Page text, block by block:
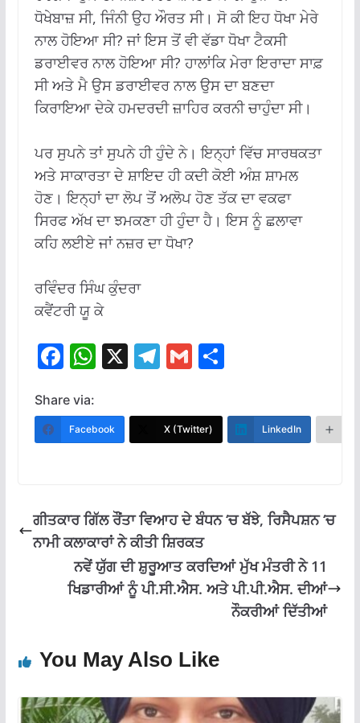
ਧੋਖੇਬਾਜ਼ ਸੀ, ਜਿੰਨੀ ਉਹ ਔਰਤ ਸੀ। ਸੋ ਕੀ ਇਹ ਧੋਖਾ ਮੇਰੇ
ਨਾਲ ਹੋਇਆ ਸੀ? ਜਾਂ ਇਸ ਤੋਂ ਵੀ ਵੱਡਾ ਧੋਖਾ ਟੈਕਸੀ
ਡਰਾਈਵਰ ਨਾਲ ਹੋਇਆ ਸੀ? ਹਾਲਾਂਕਿ ਮੇਰਾ ਇਰਾਦਾ ਸਾਫ਼
ਸੀ ਅਤੇ ਮੈ ਉਸ ਡਰਾਈਵਰ ਨਾਲ ਉਸ ਦਾ ਬਣਦਾ
ਕਿਰਾਇਆ ਦੇਕੇ ਹਮਦਰਦੀ ਜ਼ਾਹਿਰ ਕਰਨੀ ਚਾਹੁੰਦਾ ਸੀ।
ਪਰ ਸੁਪਨੇ ਤਾਂ ਸੁਪਨੇ ਹੀ ਹੁੰਦੇ ਨੇ। ਇਨ੍ਹਾਂ ਵਿੱਚ ਸਾਰਥਕਤਾ
ਅਤੇ ਸਾਕਾਰਤਾ ਦੇ ਸ਼ਾਇਦ ਹੀ ਕਦੀ ਕੋਈ ਅੰਸ਼ ਸ਼ਾਮਲ
ਹੋਣ। ਇਨ੍ਹਾਂ ਦਾ ਲੋਪ ਤੋਂ ਅਲੋਪ ਹੋਣ ਤੱਕ ਦਾ ਵਕਫਾ
ਸਿਰਫ ਅੱਖ ਦਾ ਝਮਕਣਾ ਹੀ ਹੁੰਦਾ ਹੈ। ਇਸ ਨੂੰ ਛਲਾਵਾ
ਕਹਿ ਲਈਏ ਜਾਂ ਨਜ਼ਰ ਦਾ ਧੋਖਾ?
ਰਵਿੰਦਰ ਸਿੰਘ ਕੁੰਦਰਾ
ਕਵੈਂਟਰੀ ਯੂ ਕੇ
F
e
b
k
W
at
s
p
X T
e
gr
G
ai
l
S
ar
e
Share via:
Facebook X (Twitter) LinkedIn
ਗੀਤਕਾਰ ਗਿੱਲ ਰੌਂਤਾ ਵਿਆਹ ਦੇ ਬੰਧਨ ‘ਚ ਬੱਝੇ, ਰਿਸੈਪਸ਼ਨ ‘ਚ
ਨਾਮੀ ਕਲਾਕਾਰਾਂ ਨੇ ਕੀਤੀ ਸ਼ਿਰਕਤ
ਨਵੇਂ ਯੁੱਗ ਦੀ ਸ਼ੁਰੂਆਤ ਕਰਦਿਆਂ ਮੁੱਖ ਮੰਤਰੀ ਨੇ 11
ਖਿਡਾਰੀਆਂ ਨੂੰ ਪੀ.ਸੀ.ਐਸ. ਅਤੇ ਪੀ.ਪੀ.ਐਸ. ਦੀਆਂ
ਨੌਕਰੀਆਂ ਦਿੱਤੀਆਂ
You May Also Like